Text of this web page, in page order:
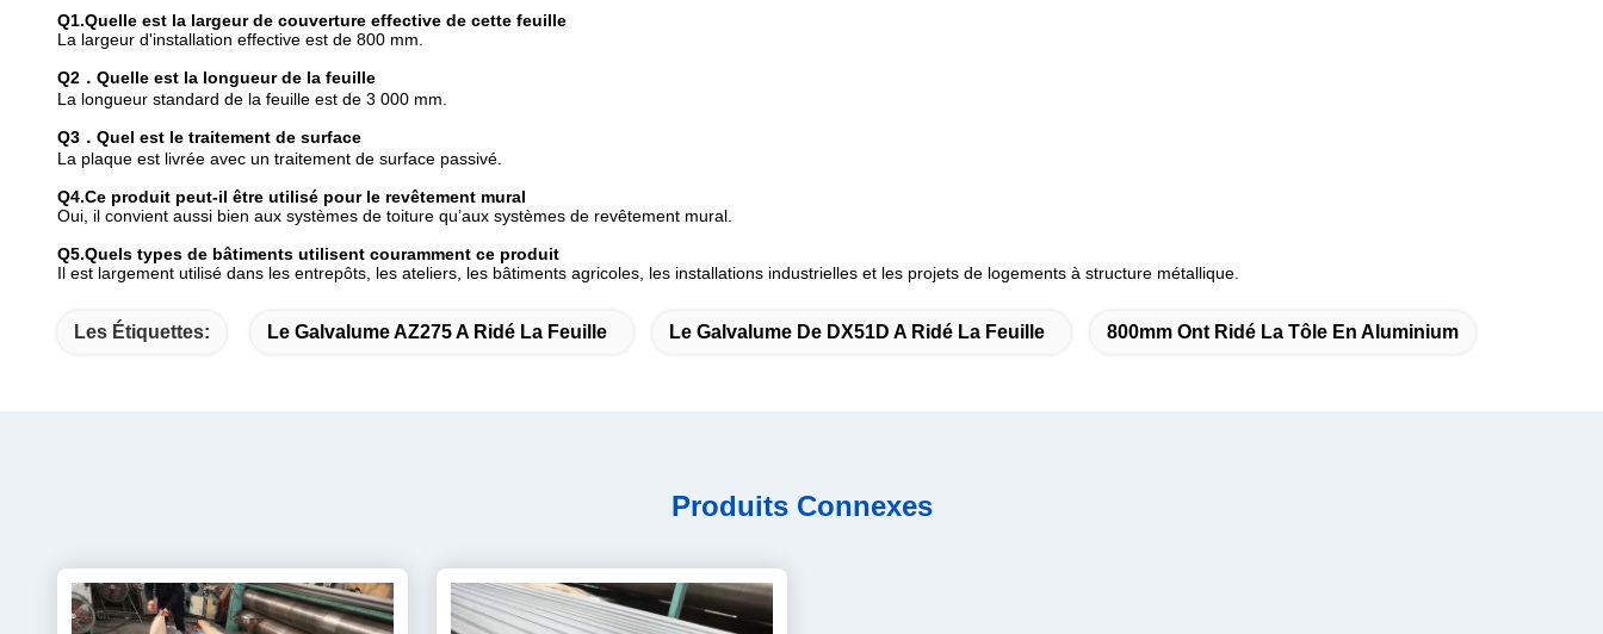
Q1.Quelle est la largeur de couverture effective de cette feuille
La largeur d'installation effective est de 800 mm.
Q2．Quelle est la longueur de la feuille
La longueur standard de la feuille est de 3 000 mm.
Q3．Quel est le traitement de surface
La plaque est livrée avec un traitement de surface passivé.
Q4.Ce produit peut-il être utilisé pour le revêtement mural
Oui, il convient aussi bien aux systèmes de toiture qu’aux systèmes de revêtement mural.
Q5.Quels types de bâtiments utilisent couramment ce produit
Il est largement utilisé dans les entrepôts, les ateliers, les bâtiments agricoles, les installations industrielles et les projets de logements à structure métallique.
Les Étiquettes: Le Galvalume AZ275 A Ridé La Feuille Le Galvalume De DX51D A Ridé La Feuille 800mm Ont Ridé La Tôle En Aluminium
Produits Connexes